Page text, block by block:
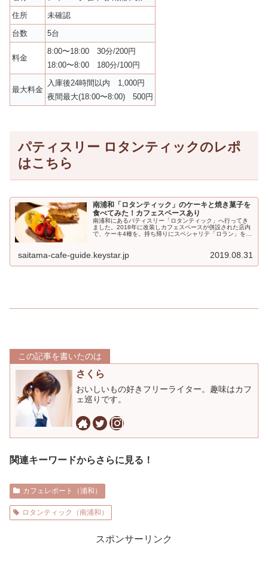
住所
未確認
台数
5台
料金
8:00〜18:00 30分/200円
18:00〜8:00 180分/100円
最大料金
入庫後24時間以内 1,000円
夜間最大(18:00〜8:00) 500円
パティスリー ロタンティックのレポ
はこちら
南浦和「ロタンティック」のケーキと焼き菓子を
食べてみた！カフェスペースあり
南浦和にあるパティスリー「ロタンティック」へ行ってき
ました。2018年に改装しカフェスペースが併設された店内
で、ケーキ4種を。持ち帰りにスペシャリテ「ロラン」をは
saitama-cafe-guide.keystar.jp 2019.08.31
この記事を書いたのは
さくら
おいしいもの好きフリーライター。趣味はカフ
ェ巡りです。
関連キーワードからさらに見る！
カフェレポート（浦和）
ロタンティック（南浦和）
スポンサーリンク